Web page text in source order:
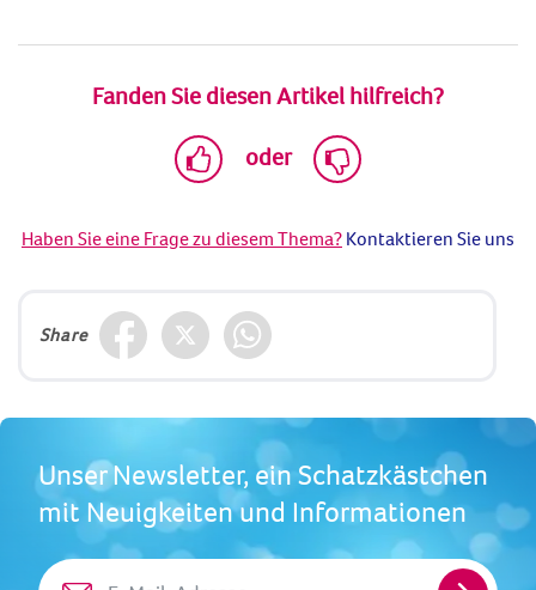
Fanden Sie diesen Artikel hilfreich?
oder
Haben Sie eine Frage zu diesem Thema? Kontaktieren Sie uns
Share
Unser Newsletter, ein Schatzkästchen
mit Neuigkeiten und Informationen